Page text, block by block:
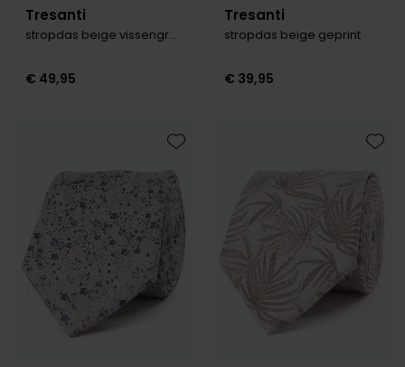
Tresanti
stropdas beige vissengraad patroon
€ 49,95
Tresanti
stropdas beige geprint
€ 39,95